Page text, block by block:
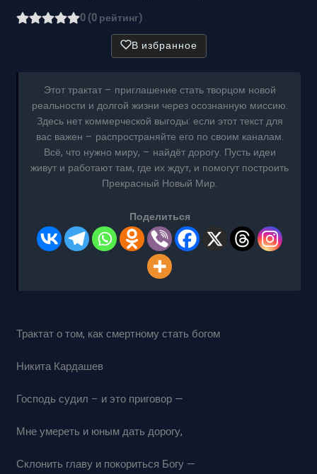
0 (0 рейтинг)
В избранное
Этот трактат – приглашение стать творцом новой
реальности и долгой жизни через осознанную миссию.
Здесь нет коммерческой выгоды: если этот текст для
вас важен – распространяйте его по своим каналам.
Всё, что нужно миру, – найдёт дорогу. Пусть идеи
живут и работают там, где их ждут, и помогут построить
Прекрасный Новый Мир.
Поделиться
Трактат о том, как смертному стать богом
Никита Кардашев
Господь судил – и это приговор —
Мне умереть и юным дать дорогу,
Склонить главу и покориться Богу —